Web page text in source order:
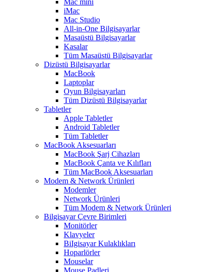
Mac mini
iMac
Mac Studio
All-in-One Bilgisayarlar
Masaüstü Bilgisayarlar
Kasalar
Tüm Masaüstü Bilgisayarlar
Dizüstü Bilgisayarlar
MacBook
Laptoplar
Oyun Bilgisayarları
Tüm Dizüstü Bilgisayarlar
Tabletler
Apple Tabletler
Android Tabletler
Tüm Tabletler
MacBook Aksesuarları
MacBook Şarj Cihazları
MacBook Çanta ve Kılıfları
Tüm MacBook Aksesuarları
Modem & Network Ürünleri
Modemler
Network Ürünleri
Tüm Modem & Network Ürünleri
Bilgisayar Çevre Birimleri
Monitörler
Klavyeler
BiIgisayar Kulaklıkları
Hoparlörler
Mouselar
Mouse Padleri